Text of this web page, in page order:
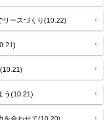
ースづくり(10.22)
(10.21)